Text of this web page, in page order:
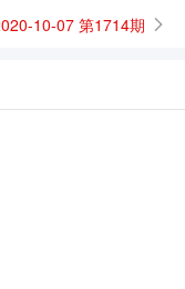
10-07 第1714期